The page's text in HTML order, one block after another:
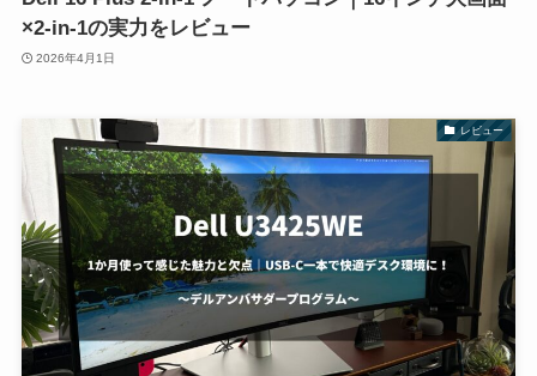
×2-in-1の実力をレビュー
2026年4月1日
レビュー